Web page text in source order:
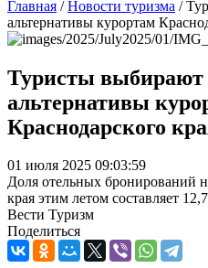
Главная /Новости туризма /
альтернативы курортам
Туристы выбирают
альтернативы
Краснодарского
01 июля 2025 09:03:59
Доля отельных бронирований
края этим летом составляет
Вести Туризм
Поделиться